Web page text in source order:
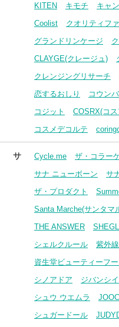
KITEN
キモチ キャ
Coolist
クオリティフ
グランドリンケージ
CLAYGE(クレージュ)
クレンジングリサーチ
恋するおしり
コウン
コジット
COSRX(コ
コスメデコルテ
サ Cycle.me ザ・コラー
サナ ニューボーン
サ
ザ・プロダクト
Santa Marche(サンタマ
THE ANSWER
シェルクルール
紫外
資生堂ビューティーフ
シノアドア
ジバンシイ
シュウ ウエムラ
シュガードール